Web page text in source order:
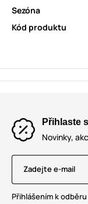
Sezóna
Kód produktu
Přihlaste
Novinky,
Zadejte e-mail
Přihlášením k